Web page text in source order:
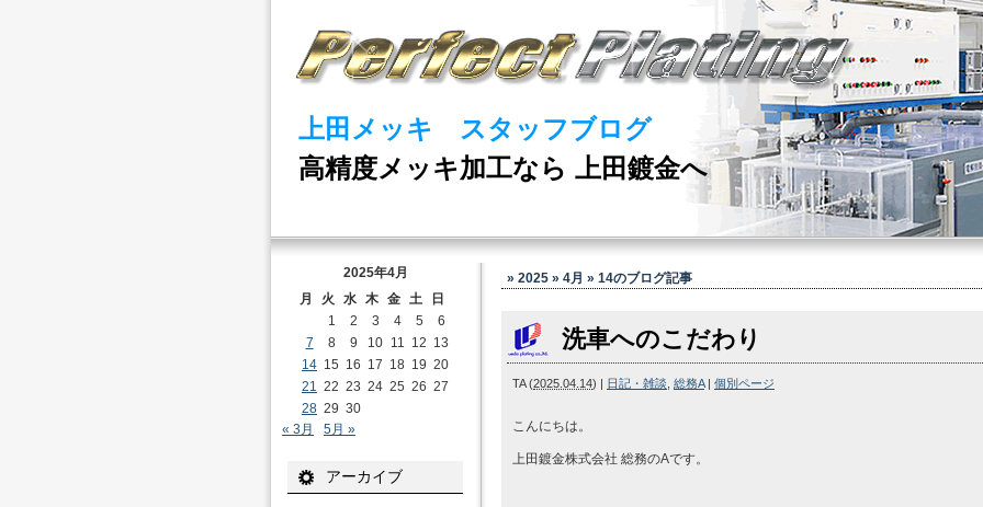
上田メッキ スタッフブログ
高精度メッキ加工なら 上田鍍金へ
» 2025 » 4月 » 14のブログ記事
洗車へのこだわり
TA(2025.04.14) | 日記・雑談 総務A| 個別ページ
こんにちは。
上田鍍金株式会社 総務のAです。
2025年4月
月
火 水 木 金 土
日
1
2 3 4 5
6
7
8 9 10 11 12 13
14 15 16 17 18 19 20
21 22 23 24 25 26 27
28 29 30
« 3月
5月 »
アーカイブ